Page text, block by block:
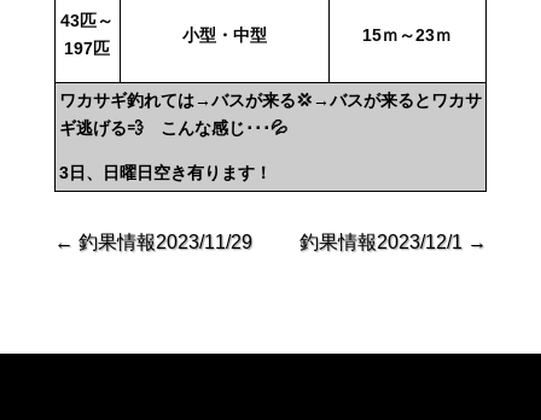
43匹～
197匹
小型・中型 15ｍ～23ｍ
ワカサギ釣れては→バスが来る💢→バスが来るとワカサ
ギ逃げる💨 こんな感じ･･･💦
3日、日曜日空き有ります！
← 釣果情報2023/11/29 釣果情報2023/12/1 →